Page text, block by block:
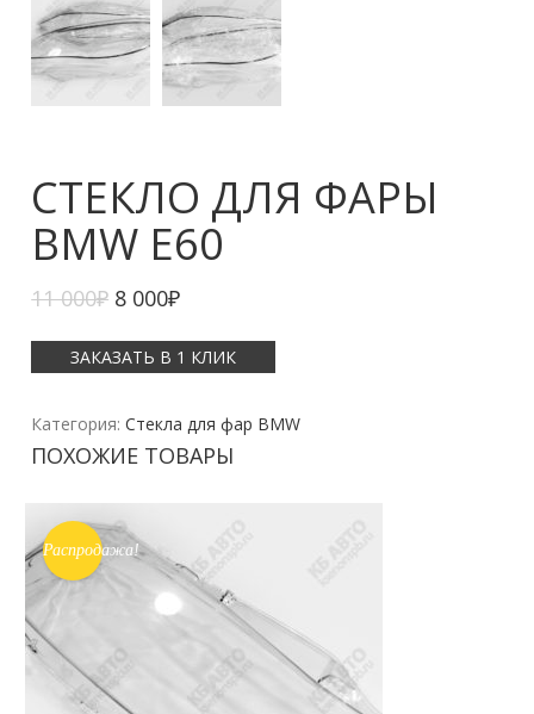
СТЕКЛО ДЛЯ ФАРЫ
BMW E60
11 000₽ 8 000₽
ЗАКАЗАТЬ В 1 КЛИК
Категория:Стекла для фар BMW
ПОХОЖИЕ ТОВАРЫ
Распродажа!